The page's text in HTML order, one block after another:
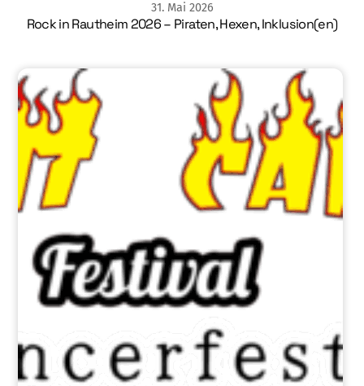
31. Mai 2026
Rock in Rautheim 2026 – Piraten, Hexen, Inklusion(en)